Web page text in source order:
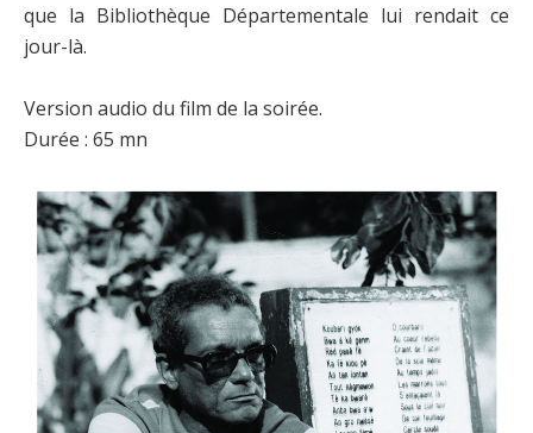
que la Bibliothèque Départementale lui rendait ce
jour-là.
Version audio du film de la soirée.
Durée : 65 mn